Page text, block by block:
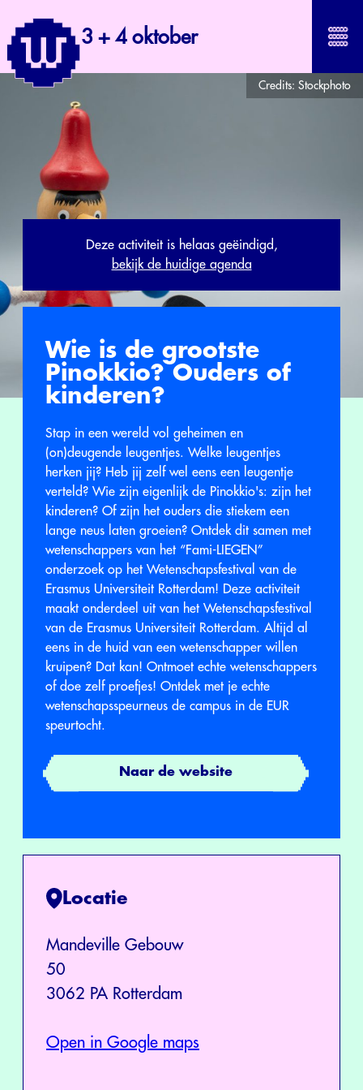
3 + 4 oktober
Credits: Stockphoto
Deze activiteit is helaas geëindigd,
bekijk de huidige agenda
Wie is de grootste
Pinokkio? Ouders of
kinderen?
Stap in een wereld vol geheimen en
(on)deugende leugentjes. Welke leugentjes
herken jij? Heb jij zelf wel eens een leugentje
verteld? Wie zijn eigenlijk de Pinokkio's: zijn het
kinderen? Of zijn het ouders die stiekem een
lange neus laten groeien? Ontdek dit samen met
wetenschappers van het “Fami-LIEGEN”
onderzoek op het Wetenschapsfestival van de
Erasmus Universiteit Rotterdam! Deze activiteit
maakt onderdeel uit van het Wetenschapsfestival
van de Erasmus Universiteit Rotterdam. Altijd al
eens in de huid van een wetenschapper willen
kruipen? Dat kan! Ontmoet echte wetenschappers
of doe zelf proefjes! Ontdek met je echte
wetenschapsspeurneus de campus in de EUR
speurtocht.
Naar de website
Locatie
Mandeville Gebouw
50
3062 PA Rotterdam
Open in Google maps